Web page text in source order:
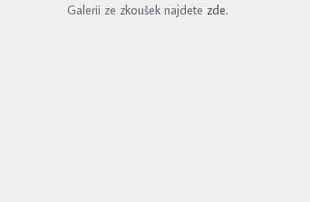
Galerii ze zkoušek najdete zde.